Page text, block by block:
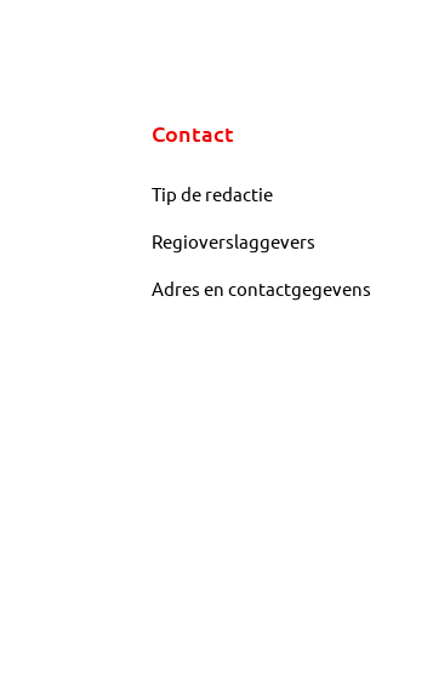
Contact
Tip de redactie
Regioverslaggevers
Adres en contactgegevens